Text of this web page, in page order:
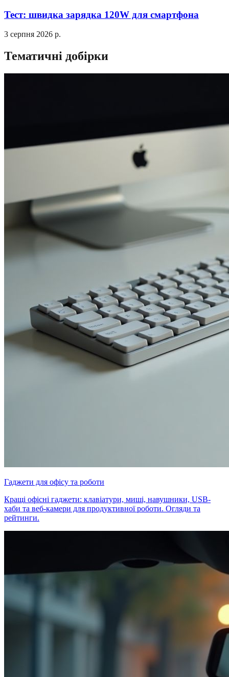
Тест: швидка зарядка 120W для смартфона
3 серпня 2026 р.
Тематичні добірки
Гаджети для офісу та роботи
Кращі офісні гаджети: клавіатури, миші, навушники, USB-
хаби та веб-камери для продуктивної роботи. Огляди та
рейтинги.